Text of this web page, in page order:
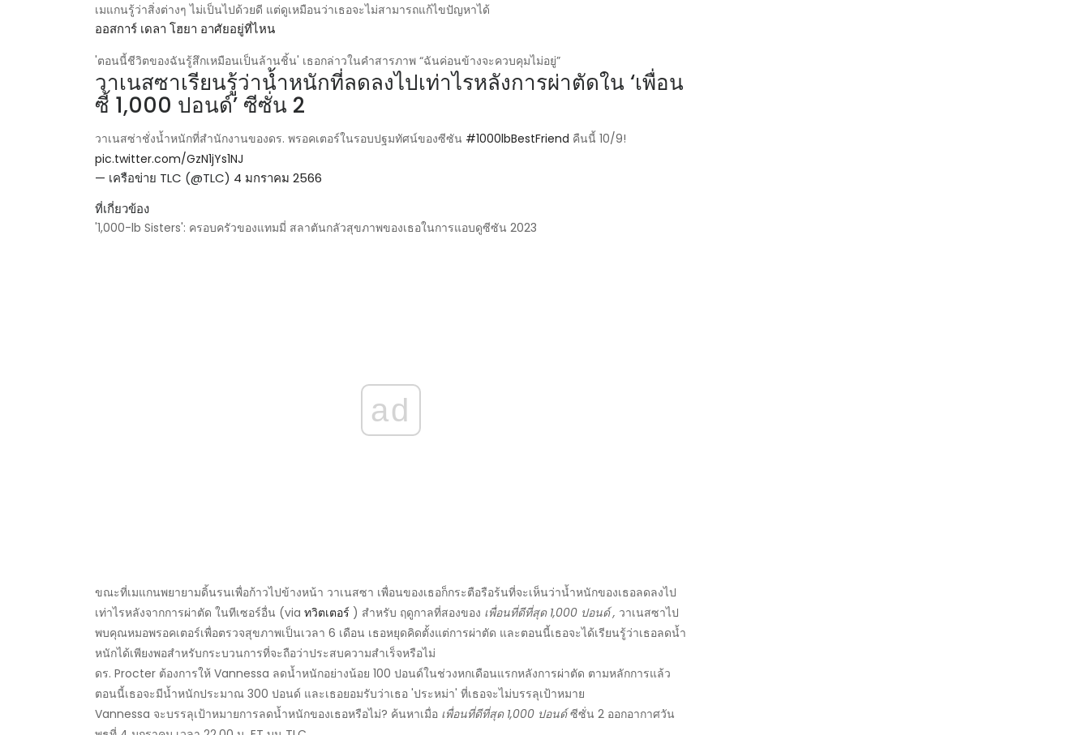
เมแกนรู้ว่าสิ่งต่างๆ ไม่เป็นไปด้วยดี แต่ดูเหมือนว่าเธอจะไม่สามารถแก้ไขปัญหาได้
ออสการ์ เดลา โฮยา อาศัยอยู่ที่ไหน
'ตอนนี้ชีวิตของฉันรู้สึกเหมือนเป็นล้านชิ้น' เธอกล่าวในคำสารภาพ “ฉันค่อนข้างจะควบคุมไม่อยู่”
วาเนสซาเรียนรู้ว่าน้ำหนักที่ลดลงไปเท่าไรหลังการผ่าตัดใน ‘เพื่อน
ซี้ 1,000 ปอนด์’ ซีซั่น 2
วาเนสซ่าชั่งน้ำหนักที่สำนักงานของดร. พรอคเตอร์ในรอบปฐมทัศน์ของซีซัน #1000lbBestFriend คืนนี้ 10/9!
pic.twitter.com/GzN1jYs1NJ
— เครือข่าย TLC (@TLC) 4 มกราคม 2566
ที่เกี่ยวข้อง
'1,000-lb Sisters': ครอบครัวของแทมมี่ สลาตันกลัวสุขภาพของเธอในการแอบดูซีซัน 2023
ad
ขณะที่เมแกนพยายามดิ้นรนเพื่อก้าวไปข้างหน้า วาเนสซา เพื่อนของเธอก็กระตือรือร้นที่จะเห็นว่าน้ำหนักของเธอลดลงไป
เท่าไรหลังจากการผ่าตัด ในทีเซอร์อื่น (via ทวิตเตอร์ ) สำหรับ ฤดูกาลที่สองของ เพื่อนที่ดีที่สุด 1,000 ปอนด์, วาเนสซาไป
พบคุณหมอพรอคเตอร์เพื่อตรวจสุขภาพเป็นเวลา 6 เดือน เธอหยุดคิดตั้งแต่การผ่าตัด และตอนนี้เธอจะได้เรียนรู้ว่าเธอลดน้ำ
หนักได้เพียงพอสำหรับกระบวนการที่จะถือว่าประสบความสำเร็จหรือไม่
ดร. Procter ต้องการให้ Vannessa ลดน้ำหนักอย่างน้อย 100 ปอนด์ในช่วงหกเดือนแรกหลังการผ่าตัด ตามหลักการแล้ว
ตอนนี้เธอจะมีน้ำหนักประมาณ 300 ปอนด์ และเธอยอมรับว่าเธอ 'ประหม่า' ที่เธอจะไม่บรรลุเป้าหมาย
Vannessa จะบรรลุเป้าหมายการลดน้ำหนักของเธอหรือไม่? ค้นหาเมื่อ เพื่อนที่ดีที่สุด 1,000 ปอนด์ซีซั่น 2 ออกอากาศวัน